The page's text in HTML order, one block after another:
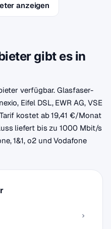
anzeigen
gibt es in
verfügbar. Glasfaser-
Eifel DSL, EWR AG, VSE
kostet ab 19,41 €/Monat
liefert bis zu 1000 Mbit/s
1&1, o2 und Vodafone